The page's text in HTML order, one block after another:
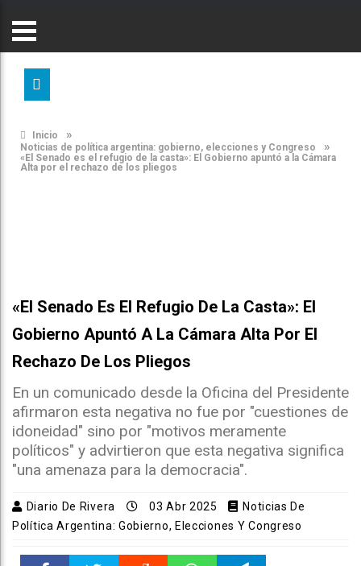
Inicio »
Noticias de política argentina: gobierno, elecciones y Congreso »
«El Senado es el refugio de la casta»: El Gobierno apuntó a la Cámara
Alta por el rechazo de los pliegos
«El Senado Es El Refugio De La Casta»: El
Gobierno Apuntó A La Cámara Alta Por El
Rechazo De Los Pliegos
En un comunicado desde la Oficina del Presidente
afirmaron esta negativa no fue por "cuestiones de
idoneidad" sino por "motivos meramente
políticos" y advirtieron que esta negativa significa
"una amenaza para la democracia".
Diario De Rivera 03 Abr 2025
Noticias De
Política Argentina: Gobierno, Elecciones Y Congreso